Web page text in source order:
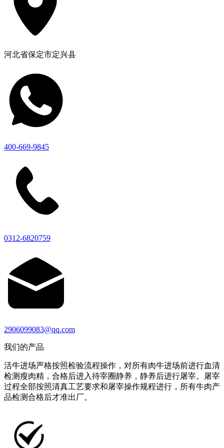
河北省保定市定兴县
400-669-9845
0312-6820759
2906099083@qq.com
我们的产品
活牛进场严格按照检验流程操作，对所有肉牛进场前进行血清
检测瘦肉精，合格后进入待宰圈静养，静养后进行屠宰。屠宰
过程全部按照清真工艺要求和屠宰操作规程进行，所有牛肉产
品检测合格后才准出厂。